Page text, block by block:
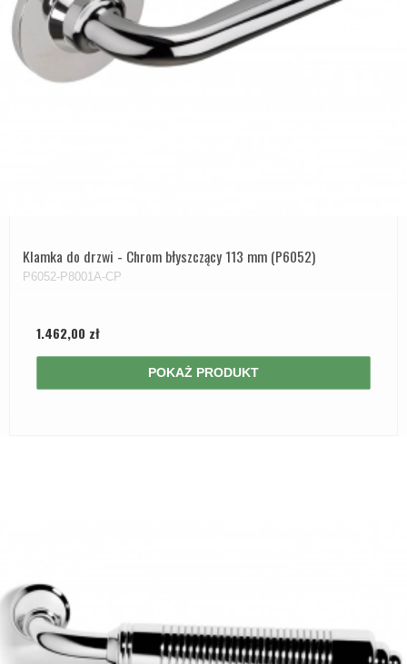
Klamka do drzwi - Chrom błyszczący 113 mm (P6052)
P6052-P8001A-CP
1.462,00 zł
POKAŻ PRODUKT